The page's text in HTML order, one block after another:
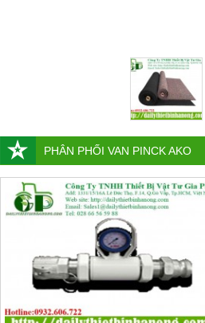
PHÂN PHỐI VAN PINCK AKO